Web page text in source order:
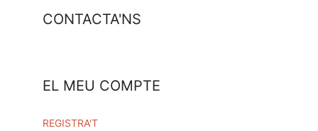
CONTACTA'NS
EL MEU COMPTE
REGISTRA'T